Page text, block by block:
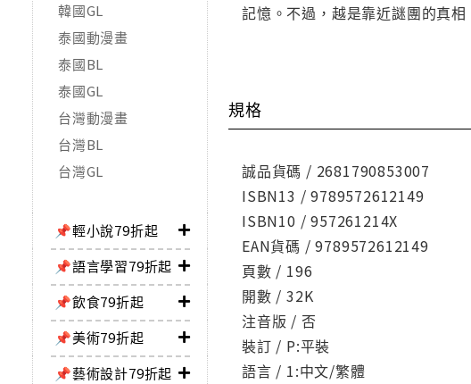
韓國GL
泰國動漫畫
泰國BL
泰國GL
台灣動漫畫
台灣BL
台灣GL
📌輕小說79折起
📌語言學習79折起
📌飲食79折起
📌美術79折起
📌藝術設計79折起
記憶。不過，越是靠近謎團的真
規格
誠品貨碼 / 2681790853007
ISBN13 / 9789572612149
ISBN10 / 957261214X
EAN貨碼 / 9789572612149
頁數 / 196
開數 / 32K
注音版 / 否
裝訂 / P:平裝
語言 / 1:中文/繁體